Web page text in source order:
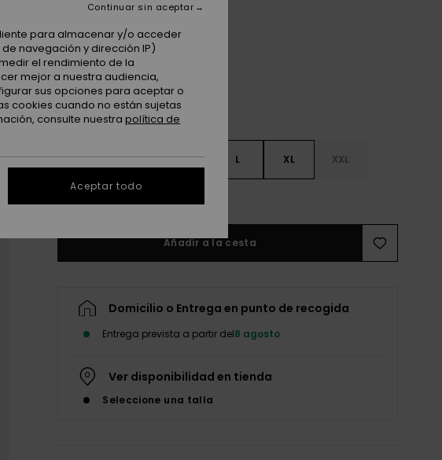
XS S M L XL XXL
Añadir a la cesta
Domicilio o Entrega en punto de recogida
Entrega prevista a partir del8 agosto
Ver disponibilidad en tienda
Seleccione una talla
para almacenar y/o acceder
navegación y dirección IP)
el rendimiento de la
mejor a nuestra audiencia,
sus opciones para aceptar o
cookies cuando no están sujetas
consulte nuestra política de
Continuar sin aceptar
Aceptar todo